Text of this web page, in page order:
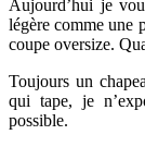
Aujourd’hui je
légère comme une
coupe oversize.
Toujours un
qui tape, je
possible.